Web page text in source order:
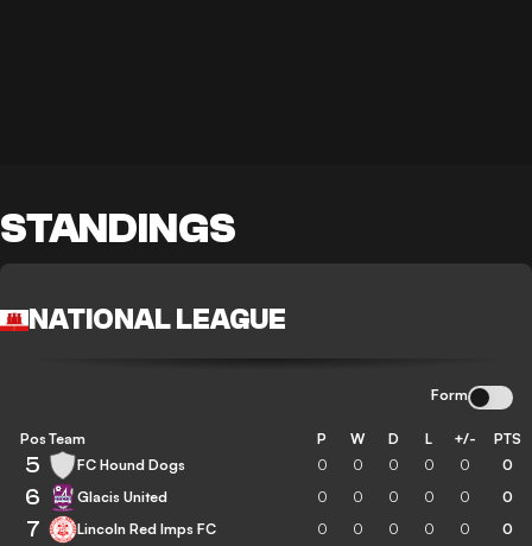
STANDINGS
NATIONAL LEAGUE
Form
Pos Team P W D L +/- PTS
5 FC Hound Dogs 0 0 0 0 0 0
6 Glacis United 0 0 0 0 0 0
7 Lincoln Red Imps FC 0 0 0 0 0 0